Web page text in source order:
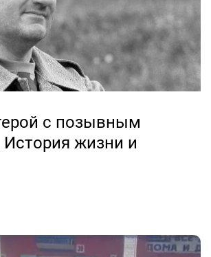
с позывным
История жизни и